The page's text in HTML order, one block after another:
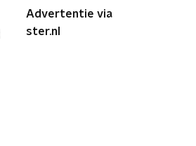
Advertentie via
ster.nl